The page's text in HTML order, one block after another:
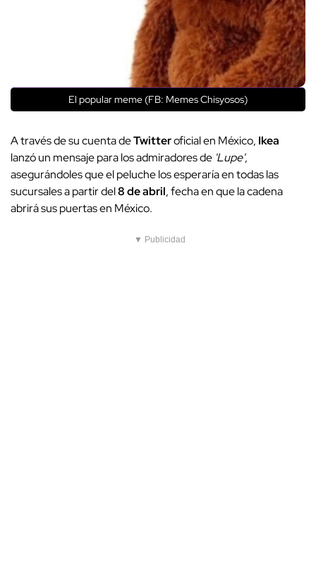
El popular meme (FB: Memes Chisyosos)
A través de su cuenta deTwitteroficial en México, Ikea
lanzó un mensaje para los admiradores de 'Lupe',
asegurándoles que el peluche los esperaría en todas las
sucursales a partir del8 de abril, fecha en que la cadena
abrirá sus puertas en México.
▼ Publicidad